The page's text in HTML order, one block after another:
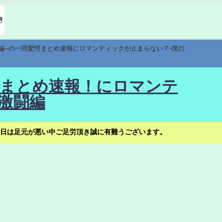
の一同驚愕まとめ速報にロマンティックが止まらない？-僕の
とめ速報！にロマンテ
闘編
足元が悪い中ご足労頂き誠に有難うございます。